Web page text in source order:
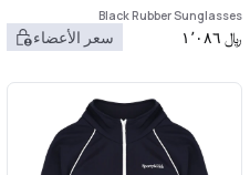
Black Rubber Sunglasses
﷼ ١٬٠٨٦ سعر الأعضاء